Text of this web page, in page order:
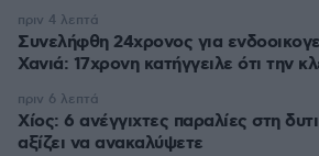
Συνελήφθη 24χρονος για
Χανιά: 17χρονη κατήγγειλε ότι την
πριν 4 λεπτά
Χίος: 6 ανέγγιχτες παραλίες στη
αξίζει να ανακαλύψετε
πριν 6 λεπτά